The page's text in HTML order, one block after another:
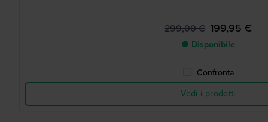
299,00 € 199,95 €
● Disponibile
Confronta
Vedi i prodotti